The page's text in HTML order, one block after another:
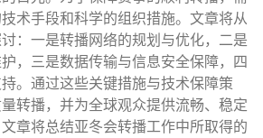
术手段和科学的组织措施。文章将从
：一是转播网络的规划与优化，二是
，三是数据传输与信息安全保障，四
。通过这些关键措施与技术保障策
转播，并为全球观众提供流畅、稳定
章将总结亚冬会转播工作中所取得的